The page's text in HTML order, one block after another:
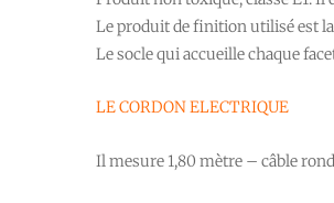
Le produit de finition utilisé est
Le socle qui accueille chaque
LE CORDON ELECTRIQUE
Il mesure 1,80 mètre – câble